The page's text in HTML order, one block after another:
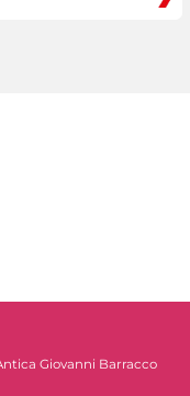
Giovanni Barracco